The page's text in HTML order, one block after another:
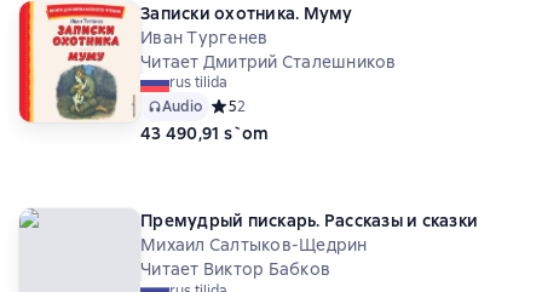
Записки охотника. Муму
Иван Тургенев
Читает Дмитрий Сталешников
rus tilida
Audio Средний рейтинг 5 на основе 2 оценок
52
43 490,91 s`om
Премудрый пискарь. Рассказы и сказки
Михаил Салтыков-Щедрин
Читает Виктор Бабков